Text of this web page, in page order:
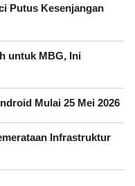
Putus Kesenjangan
untuk MBG, Ini
Mulai 25 Mei 2026
Infrastruktur